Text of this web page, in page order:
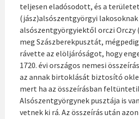
teljesen eladósodott, és a
(jász)alsószentgyörgyi lakosoknak
alsószentgyörgyiektől orczi Orczy
meg Szászberekpusztát,
rávette az elöljáróságot, hogy
1720. évi országos nemesi
az annak birtoklását biztosító
mert ha az összeírásban
Alsószentgyörgynek pusztája is
vetnek ki rá. Az összeírás után